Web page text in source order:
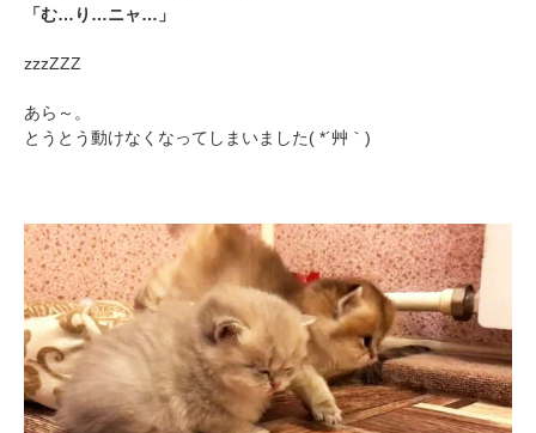
「む…り…ニャ…」
zzzZZZ
あら～。
とうとう動けなくなってしまいました( *´艸｀)
閉じる
PECOアプリをダウンロード済みの方
アプリで開く